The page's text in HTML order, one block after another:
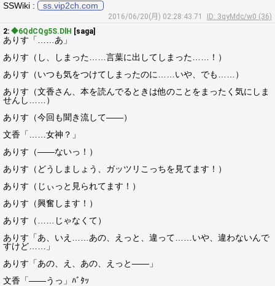
SSWiki : ss.vip2ch.com
2016/06/20(月) 02:28:43.71
ID: 3qyMdc/w0 (36)
2: ◆6QdCQg5S.DlH [saga]
ありす「……あ」
ありす（し、しまった……言葉に出してしまった……！）
ありす（いつも気をつけてしまったのに……いや、でも……）
ありす（文香さん、本を読んでるときは他のことをまったく気にしま
せんし……）
ありす（今回も聞き流して――）
文香「……女神？」
ありす（――ないっ！）
ありす（どうしましょう、ガッツリこっちを見てます！）
ありす（じぃっと見られてます！）
ありす（興奮します！）
ありす（……じゃなくて）
ありす「あ、いえ……あの、えっと、違って……いや、違わないんで
すけど……」
ありす「あの、え、あの、えっと――」
文香「――うっ」ﾊﾞﾀｯ